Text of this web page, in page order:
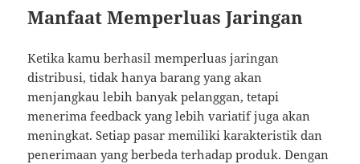
Manfaat Memperluas Jaringan
Ketika kamu berhasil memperluas jaringan
distribusi, tidak hanya barang yang akan
menjangkau lebih banyak pelanggan, tetapi
menerima feedback yang lebih variatif juga akan
meningkat. Setiap pasar memiliki karakteristik dan
penerimaan yang berbeda terhadap produk. Dengan